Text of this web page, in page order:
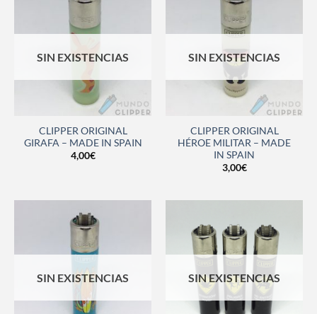
SIN EXISTENCIAS
CLIPPER ORIGINAL
GIRAFA – MADE IN SPAIN
4,00€
SIN EXISTENCIAS
CLIPPER ORIGINAL
HÉROE MILITAR – MADE
IN SPAIN
3,00€
SIN EXISTENCIAS SIN EXISTENCIAS